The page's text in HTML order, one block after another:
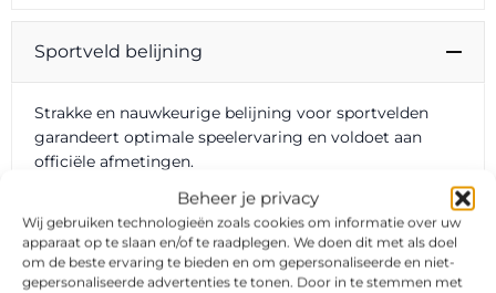
Beheer je privacy
Wij gebruiken technologieën zoals cookies om informatie over uw
apparaat op te slaan en/of te raadplegen. We doen dit met als doel
om de beste ervaring te bieden en om gepersonaliseerde en niet-
gepersonaliseerde advertenties te tonen. Door in te stemmen met
Sportveld belijning
Strakke en nauwkeurige belijning voor sportvelden
garandeert optimale speelervaring en voldoet aan
officiële afmetingen.